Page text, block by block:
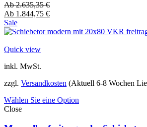
Ab2.635,35€
Ab 1.844,75 €
Sale
Quick view
inkl. MwSt.
zzgl. Versandkosten (Aktuell 6-8 Wochen
Wählen Sie eine Option
Close